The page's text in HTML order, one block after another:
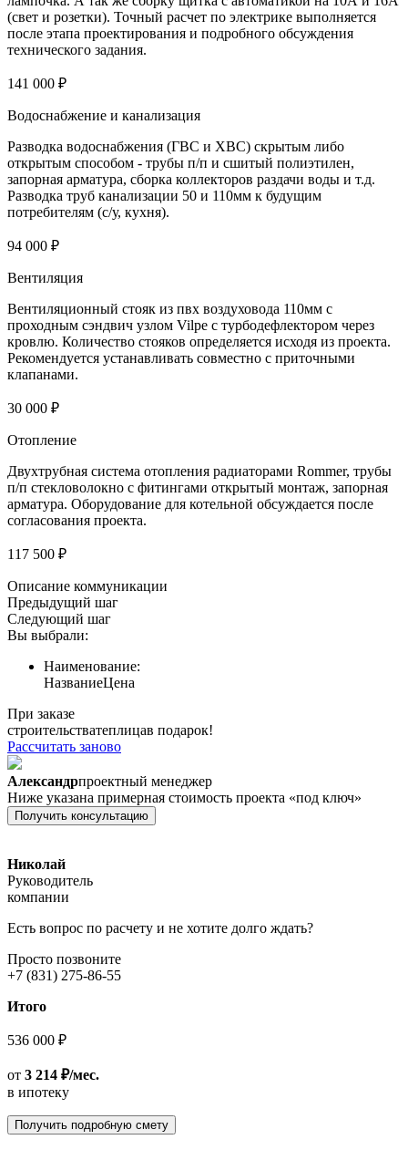
(свет и розетки). Точный расчет по электрике выполняется
после этапа проектирования и подробного обсуждения
технического задания.
141 000 ₽
Водоснабжение и канализация
Разводка водоснабжения (ГВС и ХВС) скрытым либо
открытым способом - трубы п/п и сшитый полиэтилен,
запорная арматура, сборка коллекторов раздачи воды и т.д.
Разводка труб канализации 50 и 110мм к будущим
потребителям (с/у, кухня).
94 000 ₽
Вентиляция
Вентиляционный стояк из пвх воздуховода 110мм с
проходным сэндвич узлом Vilpe с турбодефлектором через
кровлю. Количество стояков определяется исходя из проекта.
Рекомендуется устанавливать совместно с приточными
клапанами.
30 000 ₽
Отопление
Двухтрубная система отопления радиаторами Rommer, трубы
п/п стекловолокно с фитингами открытый монтаж, запорная
арматура. Оборудование для котельной обсуждается после
согласования проекта.
117 500 ₽
Описание коммуникации
Предыдущий шаг
Следующий шаг
Вы выбрали:
Наименование:
НазваниеЦена
При заказе
строительстватеплицав подарок!
Рассчитать заново
Александрпроектный менеджер
Ниже указана примерная стоимость проекта «под ключ»
Получить консультацию
Николай
Руководитель
компании
Есть вопрос по расчету и не хотите долго ждать?
Просто позвоните
+7 (831) 275-86-55
Итого
536 000 ₽
от 3 214 ₽/мес.
в ипотеку
Получить подробную смету